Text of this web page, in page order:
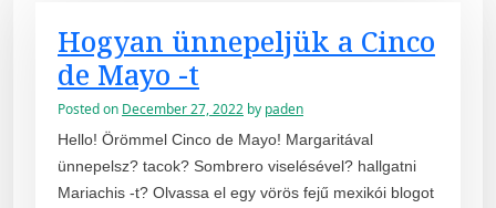
Hogyan ünnepeljük a Cinco
de Mayo -t
Posted on December 27, 2022 by paden
Hello! Örömmel Cinco de Mayo! Margaritával
ünnepelsz? tacok? Sombrero viselésével? hallgatni
Mariachis -t? Olvassa el egy vörös fejű mexikói blogot